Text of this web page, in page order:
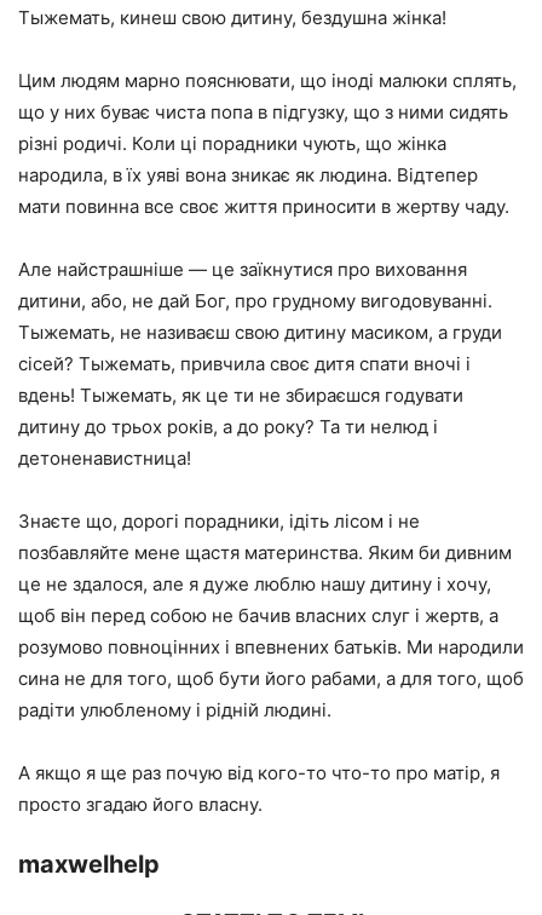
Тыжемать, кинеш свою дитину, бездушна жінка!
Цим людям марно пояснювати, що іноді малюки сплять,
що у них буває чиста попа в підгузку, що з ними сидять
різні родичі. Коли ці порадники чують, що жінка
народила, в їх уяві вона зникає як людина. Відтепер
мати повинна все своє життя приносити в жертву чаду.
Але найстрашніше — це заїкнутися про виховання
дитини, або, не дай Бог, про грудному вигодовуванні.
Тыжемать, не називаєш свою дитину масиком, а груди
сісей? Тыжемать, привчила своє дитя спати вночі і
вдень! Тыжемать, як це ти не збираєшся годувати
дитину до трьох років, а до року? Та ти нелюд і
детоненавистница!
Знаєте що, дорогі порадники, ідіть лісом і не
позбавляйте мене щастя материнства. Яким би дивним
це не здалося, але я дуже люблю нашу дитину і хочу,
щоб він перед собою не бачив власних слуг і жертв, а
розумово повноцінних і впевнених батьків. Ми народили
сина не для того, щоб бути його рабами, а для того, щоб
радіти улюбленому і рідній людині.
А якщо я ще раз почую від кого-то что-то про матір, я
просто згадаю його власну.
maxwelhelp